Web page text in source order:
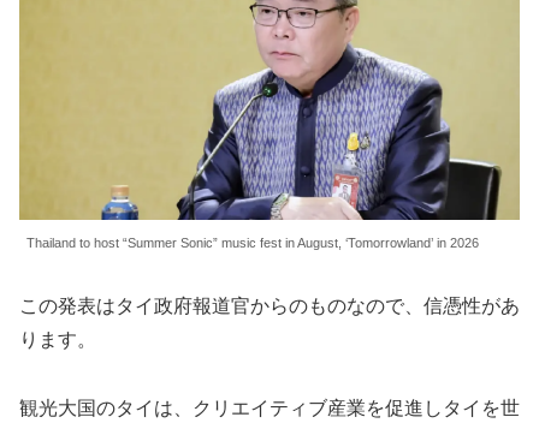
Thailand to host “Summer Sonic” music fest in August, ‘Tomorrowland’ in 2026
この発表はタイ政府報道官からのものなので、信憑性があ
ります。
観光大国のタイは、クリエイティブ産業を促進しタイを世